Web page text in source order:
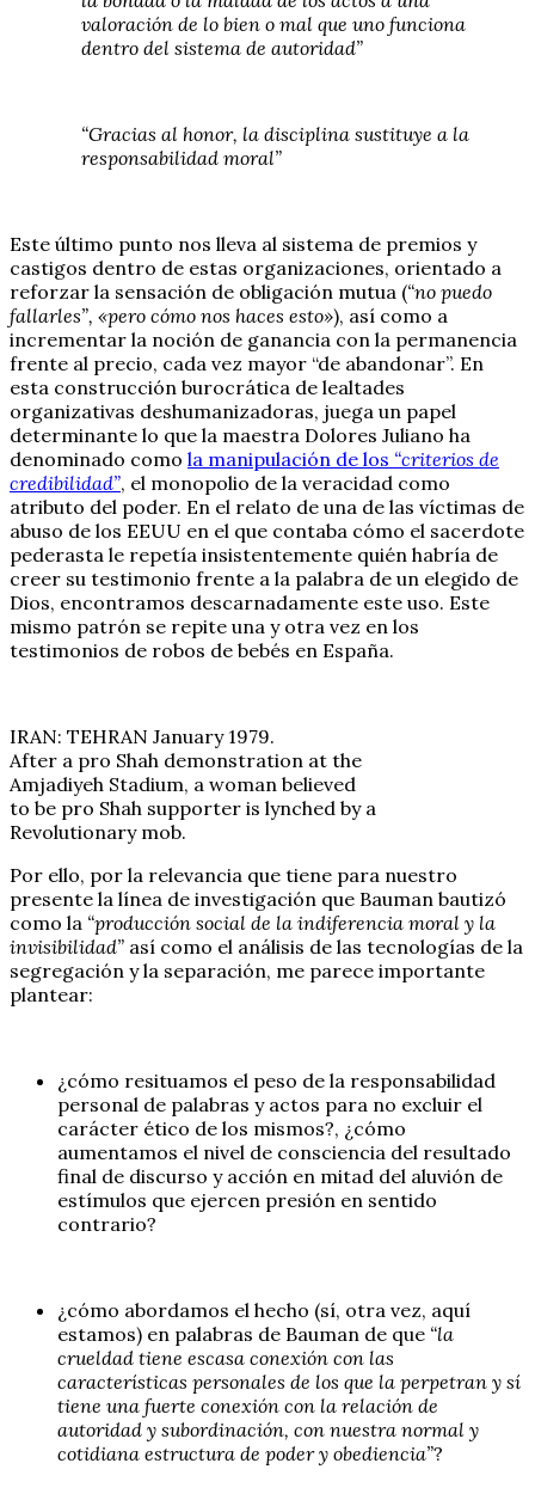
valoración de lo bien o mal que uno funciona
dentro del sistema de autoridad”
“Gracias al honor, la disciplina sustituye a la
responsabilidad moral”
Este último punto nos lleva al sistema de premios y
castigos dentro de estas organizaciones, orientado a
reforzar la sensación de obligación mutua (“no puedo
fallarles”, «pero cómo nos haces esto»), así como a
incrementar la noción de ganancia con la permanencia
frente al precio, cada vez mayor “de abandonar”. En
esta construcción burocrática de lealtades
organizativas deshumanizadoras, juega un papel
determinante lo que la maestra Dolores Juliano ha
denominado como la manipulación de los “criterios de
credibilidad”, el monopolio de la veracidad como
atributo del poder. En el relato de una de las víctimas de
abuso de los EEUU en el que contaba cómo el sacerdote
pederasta le repetía insistentemente quién habría de
creer su testimonio frente a la palabra de un elegido de
Dios, encontramos descarnadamente este uso. Este
mismo patrón se repite una y otra vez en los
testimonios de robos de bebés en España.
IRAN: TEHRAN January 1979.
After a pro Shah demonstration at the
Amjadiyeh Stadium, a woman believed
to be pro Shah supporter is lynched by a
Revolutionary mob.
Por ello, por la relevancia que tiene para nuestro
presente la línea de investigación que Bauman bautizó
como la “producción social de la indiferencia moral y la
invisibilidad” así como el análisis de las tecnologías de la
segregación y la separación, me parece importante
plantear:
¿cómo resituamos el peso de la responsabilidad
personal de palabras y actos para no excluir el
carácter ético de los mismos?, ¿cómo
aumentamos el nivel de consciencia del resultado
final de discurso y acción en mitad del aluvión de
estímulos que ejercen presión en sentido
contrario?
¿cómo abordamos el hecho (sí, otra vez, aquí
estamos) en palabras de Bauman de que “la
crueldad tiene escasa conexión con las
características personales de los que la perpetran y sí
tiene una fuerte conexión con la relación de
autoridad y subordinación, con nuestra normal y
cotidiana estructura de poder y obediencia”?